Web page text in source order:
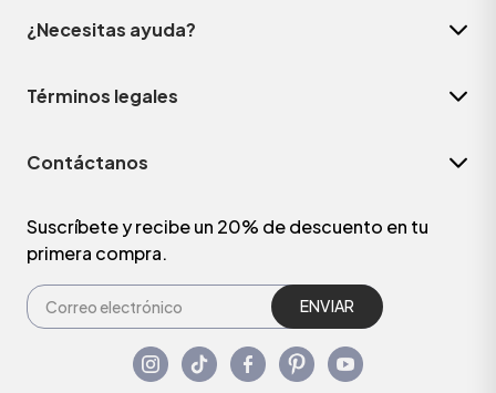
¿Necesitas ayuda?
Términos legales
Contáctanos
Suscríbete y recibe un 20% de descuento en tu
primera compra.
ENVIAR